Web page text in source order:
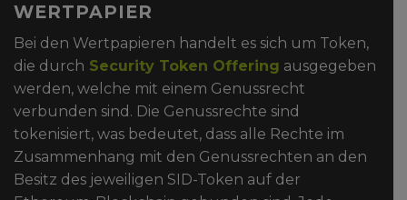
WERTPAPIER
Bei den Wertpapieren handelt es sich um Token,
die durch Security Token Offering ausgegeben
werden, welche mit einem Genussrecht
verbunden sind. Die Genussrechte sind
tokenisiert, was bedeutet, dass alle Rechte im
Zusammenhang mit den Genussrechten an den
Besitz des jeweiligen SID-Token auf der